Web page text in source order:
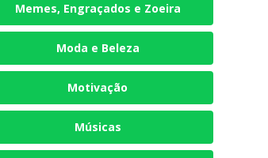
Memes, Engraçados e Zoeira
Moda e Beleza
Motivação
Músicas